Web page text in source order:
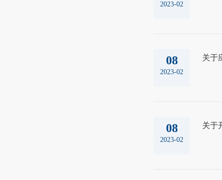
2023-02
08
2023-02
关于
08
2023-02
关于